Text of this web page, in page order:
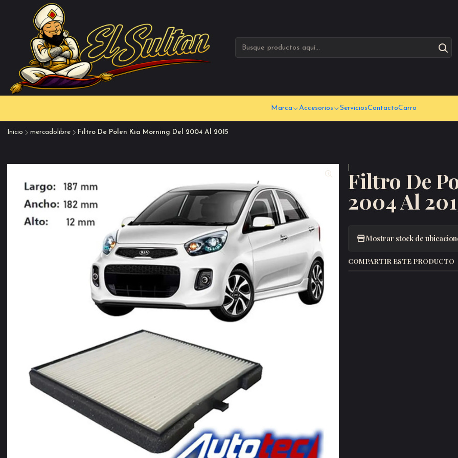
Marca Accesorios ServiciosContactoCarro
Inicio mercadolibre Filtro De Polen Kia Morning Del 2004 Al 2015
Filtro De
2004 Al
Mostrar stock de
COMPARTIR ESTE PRODUCTO